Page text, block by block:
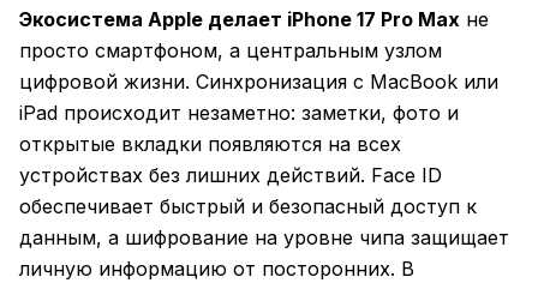
Экосистема Apple делает iPhone 17 Pro Max не
просто смартфоном, а центральным узлом
цифровой жизни. Синхронизация с MacBook или
iPad происходит незаметно: заметки, фото и
открытые вкладки появляются на всех
устройствах без лишних действий. Face ID
обеспечивает быстрый и безопасный доступ к
данным, а шифрование на уровне чипа защищает
личную информацию от посторонних. В